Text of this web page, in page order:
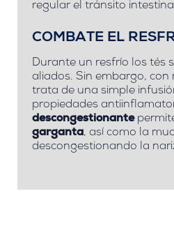
regular el tránsito
COMBATE EL
Durante un resfrío los tés
aliados. Sin embargo, con
trata de una simple
propiedades
descongestionante
garganta, así como la
descongestionando la